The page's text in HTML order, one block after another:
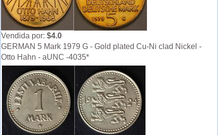
Vendida por: $4.0
GERMAN 5 Mark 1979 G - Gold plated Cu-Ni clad Nickel -
Otto Hahn - aUNC -4035*